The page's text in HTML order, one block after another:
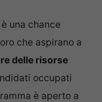
una chance
che aspirano a
delle risorse
occupati
è aperto a